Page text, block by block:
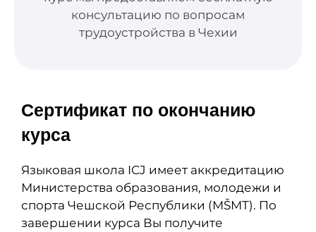
консультацию по вопросам
трудоустройства в Чехии
Сертификат по окончанию
курса
Языковая школа ICJ имеет аккредитацию
Министерства образования, молодежи и
спорта Чешской Республики (MŠMT). По
завершении курса Вы получите